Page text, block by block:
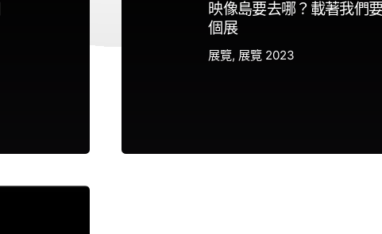
映像島要去哪？載著我們
個展
展覽 展覽 2023